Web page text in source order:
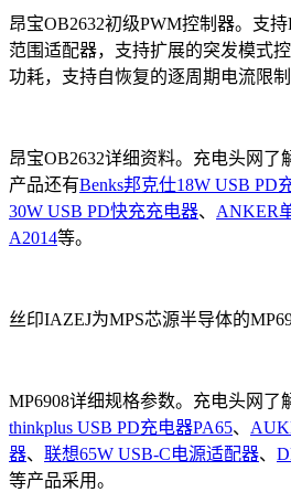
昂宝OB2632初级PWM控制器。支
范围适配器，支持扩展的突发模式
功耗，支持自恢复的逐周期电流限制
昂宝OB2632详细资料。充电头网了
产品还有Benks邦克仕18W USB PD
30W USB PD快充充电器、 ANKER
A2014等。
丝印IAZEJ为MPS芯源半导体的
MP6908详细规格参数。充电头网了
thinkplus USB PD充电器PA65、
器、 联想65W USB-C电源适配器、
等产品采用。